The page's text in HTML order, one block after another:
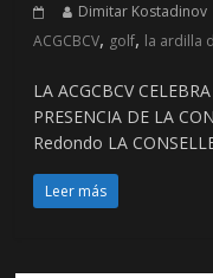
Dimitar Kostadinov
ACGCBCV, golf, la ardilla
LA ACGCBCV
PRESENCIA DE LA
Redondo LA
Leer más